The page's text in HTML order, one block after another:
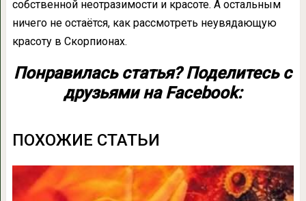
собственной неотразимости и красоте. А остальным
ничего не остаётся, как рассмотреть неувядающую
красоту в Скорпионах.
Понравилась статья? Поделитесь с
друзьями на Facebook:
ПОХОЖИЕ СТАТЬИ